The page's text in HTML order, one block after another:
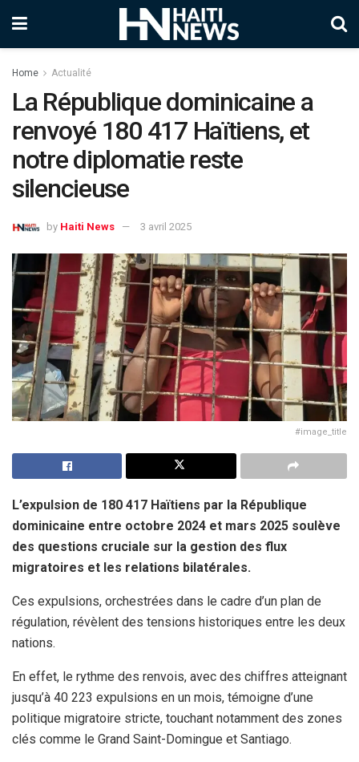
Home Actualité
La République dominicaine a
renvoyé 180 417 Haïtiens, et
notre diplomatie reste
silencieuse
by Haiti News 3 avril 2025
#image_title
L’expulsion de 180 417 Haïtiens par la République
dominicaine entre octobre 2024 et mars 2025 soulève
des questions cruciale sur la gestion des flux
migratoires et les relations bilatérales.
Ces expulsions, orchestrées dans le cadre d’un plan de
régulation, révèlent des tensions historiques entre les deux
nations.
En effet, le rythme des renvois, avec des chiffres atteignant
jusqu’à 40 223 expulsions en un mois, témoigne d’une
politique migratoire stricte, touchant notamment des zones
clés comme le Grand Saint-Domingue et Santiago.